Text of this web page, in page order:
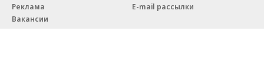
Реклама
Вакансии
E-mail рассылки